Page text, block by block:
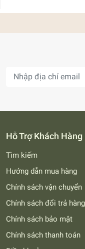
Hỗ Trợ Khách Hàng
Tìm kiếm
Hướng dẫn mua hàng
Chính sách vận chuyển
Chính sách đổi trả hàng
Chính sách bảo mật
Chính sách thanh toán